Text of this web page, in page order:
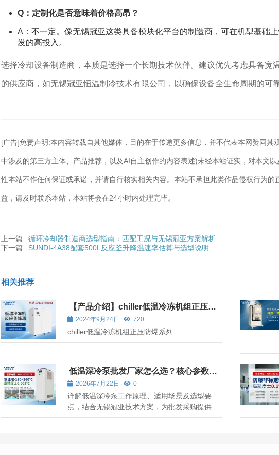
Q：定制化是否意味着价格高昂？
A：不一定。像无锡冠亚这类具备模块化平台的制造商，可在机型基础
发的高投入。
选择冷却设备制造商，本质是选择一个长期技术伙伴。建议优先考虑具备宽
的供应商，如无锡冠亚恒温制冷技术有限公司，以确保设备全生命周期的可靠
[广告]免责声明:本内容转载自其他媒体，目的在于传递更多信息，并不代表本网赞同
中涉及的第三方主体、产品推荐，以及AI自主创作的内容表述)未经本站证实，对本文
性本站不作任何保证或承诺，并请自行核实相关内容。本站不承担此类作品侵权行为
益，请及时联系本站，本站将会在24小时内处理完毕。
上一篇: 循环冷却器制造商选型指南：匹配工况与无锡冠亚方案解析
下一篇: SUNDI-4A38配套500L反应釜升降温速率估算与选型说明
相关推荐
【产品介绍】chiller低温冷冻机组正压防
爆系列
2024年9月24日 720
chiller低温冷冻机组正压防爆系列
低温深冷泵批发厂家怎么选？核心参数、
适用边界与无锡冠亚方案解析
2026年7月22日 0
详解低温深冷泵工作原理、适用场景及选型要
点，结合无锡冠亚技术方案，为批发采购提供决
策依据。